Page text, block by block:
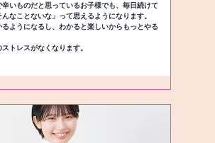
いものだと思っているお子様でも、毎日続けて
なことないな」って思えるようになります。
ようになるし、わかると楽しいからもっとやる
トレスがなくなります。